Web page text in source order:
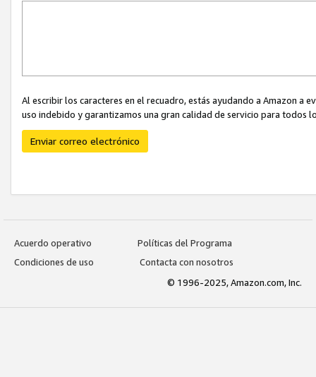
Al escribir los caracteres en el recuadro, estás ayudando a Amazon
uso indebido y garantizamos una gran calidad de servicio para todos
Enviar correo electrónico
Acuerdo operativo
Políticas del Programa
Condiciones de uso
Contacta con nosotros
© 1996-2025, Amazon.com, Inc.